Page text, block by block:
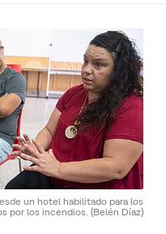
un hotel habilitado para los
por los incendios. (Belén Díaz)